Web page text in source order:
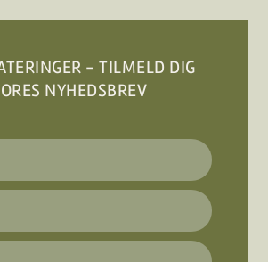
- TILMELD DIG
NYHEDSBREV